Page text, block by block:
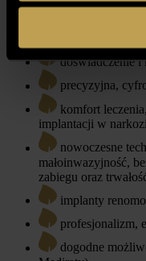
holistyczne
pacjent potrzebuje
doświadczenie
precyzyjna,
komfort
implantacji w
nowoczesne
małoinwazyjność,
zabiegu oraz
implanty
profesjonalizm,
dogodne